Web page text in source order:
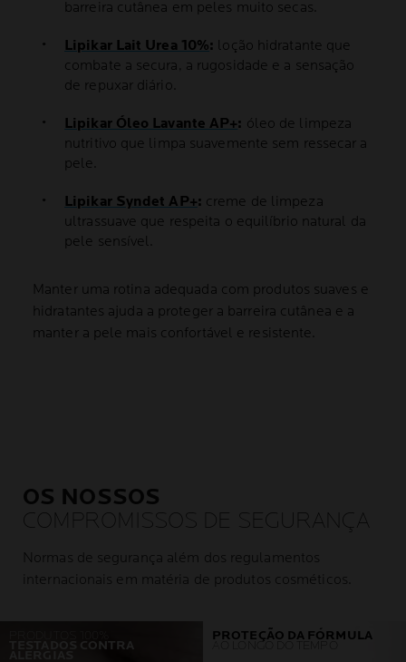
barreira cutânea em peles muito secas.
Lipikar Lait Urea 10%: loção hidratante que
combate a secura, a rugosidade e a sensação
de repuxar diário.
Lipikar Óleo Lavante AP+: óleo de limpeza
nutritivo que limpa suavemente sem ressecar a
pele.
Lipikar Syndet AP+: creme de limpeza
ultrassuave que respeita o equilíbrio natural da
pele sensível.
Manter uma rotina adequada com produtos suaves e
hidratantes ajuda a proteger a barreira cutânea e a
manter a pele mais confortável e resistente.
OS NOSSOS
COMPROMISSOS DE SEGURANÇA
Normas de segurança além dos regulamentos
internacionais em matéria de produtos cosméticos.
TESTADOS CONTRA
PROTEÇÃO DA FÓRMULA
AO LONGO DO TEMPO